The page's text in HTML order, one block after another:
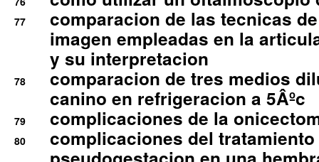
77
comparacion de las tecnicas
imagen empleadas en la
y su interpretacion
78
comparacion de tres medios
canino en refrigeracion a 5Âºc
79 complicaciones de la
80
complicaciones del